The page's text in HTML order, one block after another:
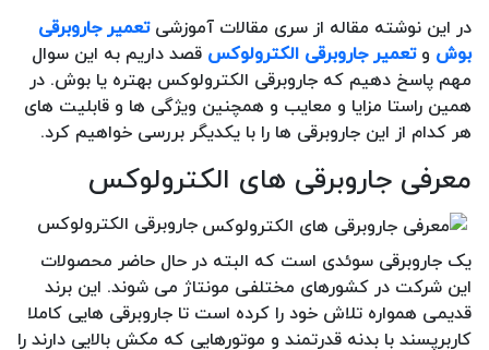
در این نوشته مقاله از سری مقالات آموزشیتعمیر جاروبرقی
بوش وتعمیر جاروبرقی الکترولوکس قصد داریم به این سوال
مهم پاسخ دهیم که جاروبرقی الکترولوکس بهتره یا بوش. در
همین راستا مزایا و معایب و همچنین ویژگی ها و قابلیت های
هر کدام از این جاروبرقی ها را با یکدیگر بررسی خواهیم کرد.
معرفی جاروبرقی های الکترولوکس
جاروبرقی الکترولوکس
یک جاروبرقی سوئدی است که البته در حال حاضر محصولات
این شرکت در کشورهای مختلفی مونتاژ می شوند. این برند
قدیمی همواره تلاش خود را کرده است تا جاروبرقی هایی کاملا
کاربرپسند با بدنه قدرتمند و موتورهایی که مکش بالایی دارند را